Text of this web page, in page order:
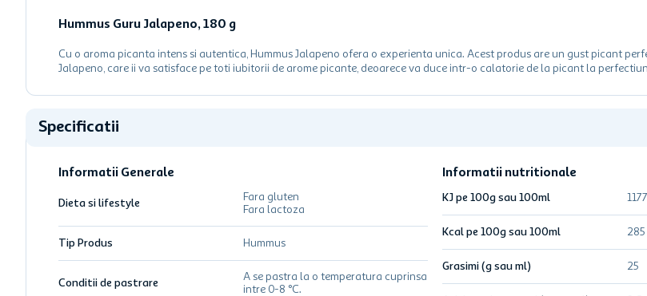
Hummus Guru Jalapeno, 180 g
Cu o aroma picanta intens si autentica, Hummus Jalapeno ofera o experienta unica. Acest produs are un gust picant
Jalapeno, care ii va satisface pe toti iubitorii de arome picante, deoarece va duce intr-o calatorie de la picant la
Specificatii
Informatii Generale
Dieta si lifestyle
Fara gluten
Fara lactoza
Tip Produs Hummus
Conditii de pastrare
A se pastra la o temperatura cuprinsa
intre 0-8 °C.
Informatii nutritionale
KJ pe 100g sau 100ml 1177
Kcal pe 100g sau 100ml 285
Grasimi (g sau ml) 25